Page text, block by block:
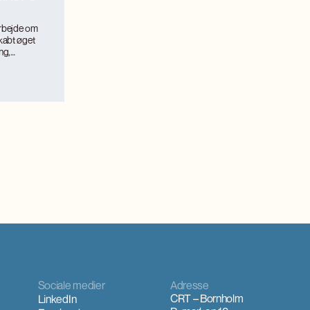
om
øget
Sociale medier
LinkedIn
Adresse
CRT – Bornholm